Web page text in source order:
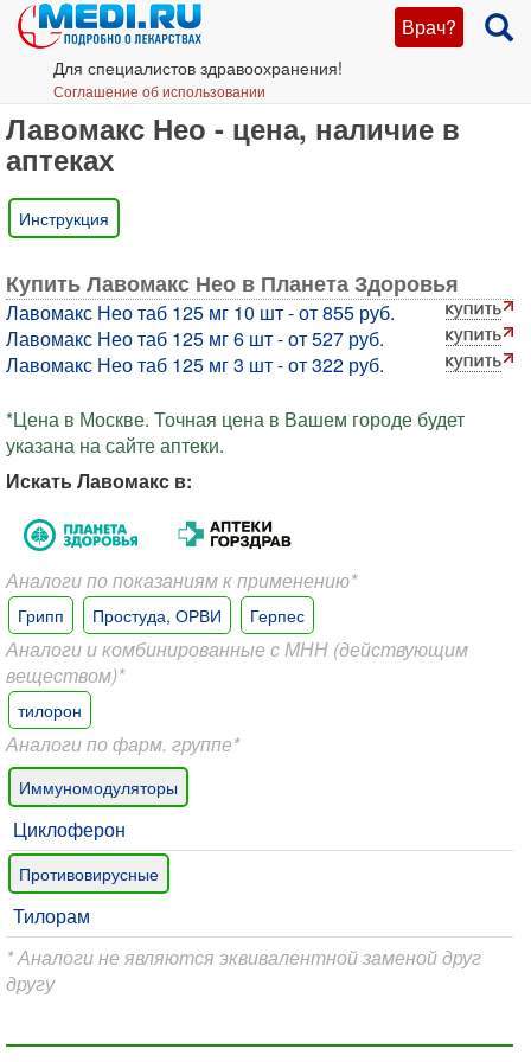
Врач?
Для специалистов здравоохранения!
Соглашение об использовании
Лавомакс Нео - цена, наличие в
аптеках
Инструкция
Купить Лавомакс Нео в Планета Здоровья
Лавомакс Нео таб 125 мг 10 шт - от 855 руб.
Лавомакс Нео таб 125 мг 6 шт - от 527 руб.
Лавомакс Нео таб 125 мг 3 шт - от 322 руб.
*Цена в Москве. Точная цена в Вашем городе будет
указана на сайте аптеки.
Искать Лавомакс в:
Аналоги по показаниям к применению*
Грипп Простуда, ОРВИ Герпес
Аналоги и комбинированные с МНН (действующим
веществом)*
тилорон
Аналоги по фарм. группе*
Иммуномодуляторы
Циклоферон
Противовирусные
Тилорам
* Аналоги не являются эквивалентной заменой друг
другу